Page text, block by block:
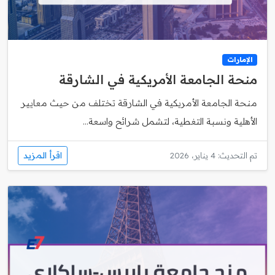
الإمارات
منحة الجامعة الأمريكية في الشارقة
منحة الجامعة الأمريكية في الشارقة تختلف من حيث معايير
الأهلية ونسبة التغطية، لتشمل شرائح واسعة...
تم التحديث: 4 يناير، 2026 اقرأ المزيد